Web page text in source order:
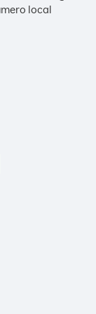
local